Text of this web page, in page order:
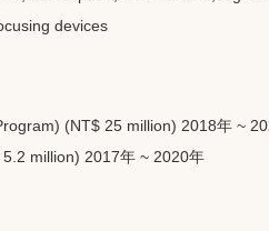
devices
(NT$ 25 million) 2018年 ~
million) 2017年 ~ 2020年